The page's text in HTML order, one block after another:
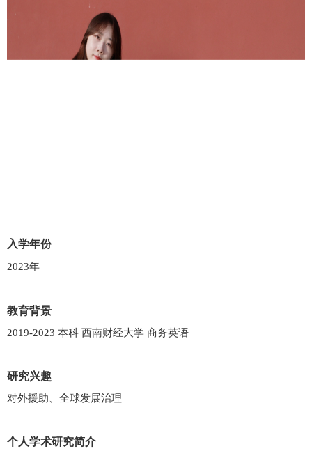
入学年份
2023年
教育背景
2019-2023 本科 西南财经大学 商务英语
研究兴趣
对外援助、全球发展治理
个人学术研究简介